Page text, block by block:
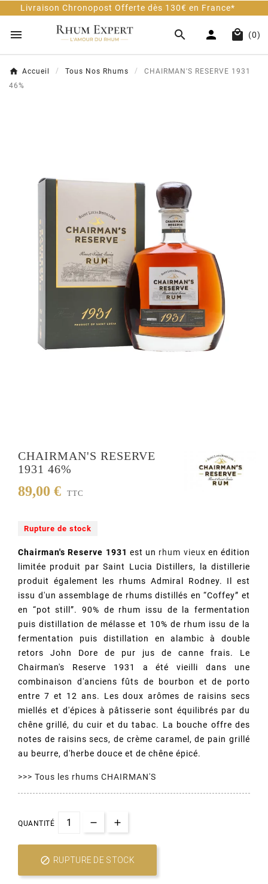
Chronopost Offerte dès 130€ en France*
    (0)
Accueil Tous Nos Rhums
CHAIRMAN'S RESERVE 1931
46%
CHAIRMAN'S RESERVE
1931 46%
89,00 € TTC
Rupture de stock
Chairman's Reserve 1931 est un rhum vieux en édition
limitée produit par Saint Lucia Distillers, la distillerie
produit également les rhums Admiral Rodney. Il est
issu d'un assemblage de rhums distillés en “Coffey” et
en “pot still”. 90% de rhum issu de la fermentation
puis distillation de mélasse et 10% de rhum issu de la
fermentation puis distillation en alambic à double
retors John Dore de pur jus de canne frais. Le
Chairman's Reserve 1931 a été vieilli dans une
combinaison d'anciens fûts de bourbon et de porto
entre 7 et 12 ans. Les doux arômes de raisins secs
miellés et d'épices à pâtisserie sont équilibrés par du
chêne grillé, du cuir et du tabac. La bouche offre des
notes de raisins secs, de crème caramel, de pain grillé
au beurre, d'herbe douce et de chêne épicé.
>>> Tous les rhums CHAIRMAN'S
QUANTITÉ
 RUPTURE DE STOCK